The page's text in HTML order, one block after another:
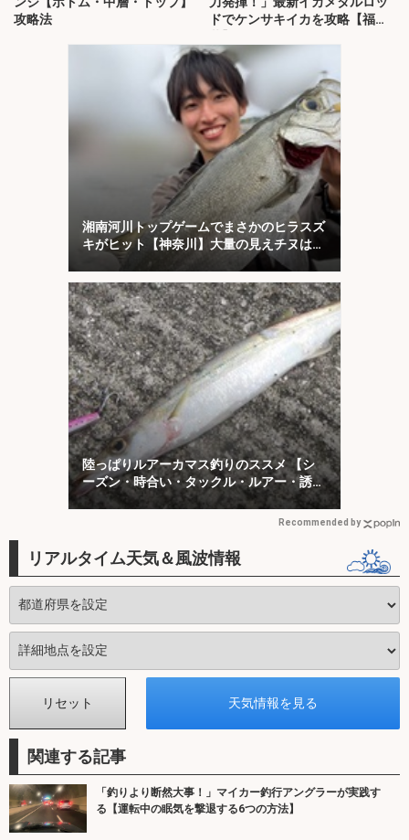
攻略法
ドでケンサキイカを攻略【福
湘南河川トップゲームでまさかのヒラスズ
キがヒット【神奈川】大量の見えチヌは意
陸っぱりルアーカマス釣りのススメ 【シ
ーズン・時合い・タックル・ルアー・誘い
方を解説】
Recommended by
リアルタイム天気＆風波情報
関連する記事
「釣りより断然大事！」マイカー釣行アングラーが実践す
る【運転中の眠気を撃退する6つの方法】